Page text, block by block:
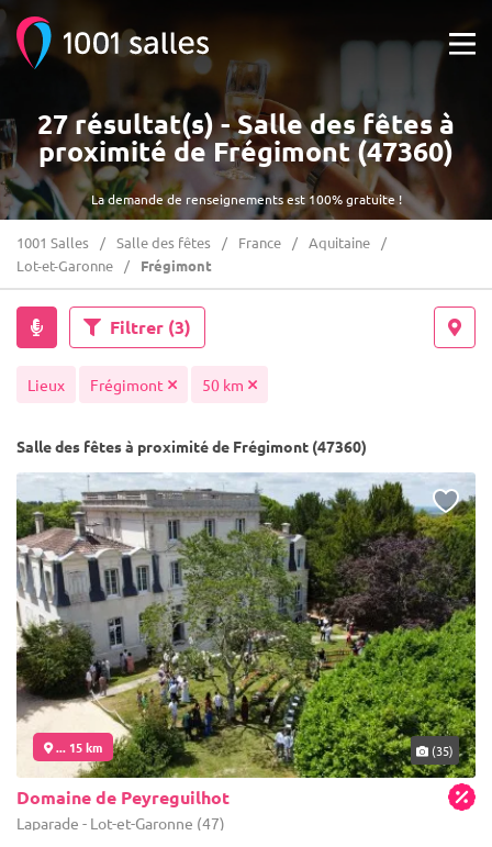
La demande de renseignements est 100% gratuite !
27 résultat(s) - Salle des fêtes à
proximité de Frégimont (47360)
1001 Salles Salle des fêtes France
Aquitaine
Lot-et-Garonne
Frégimont
Filtrer (3)
Lieux Frégimont 50 km
Salle des fêtes à proximité de Frégimont (47360)
... 15 km (35)
Domaine de Peyreguilhot
Laparade - Lot-et-Garonne (47)